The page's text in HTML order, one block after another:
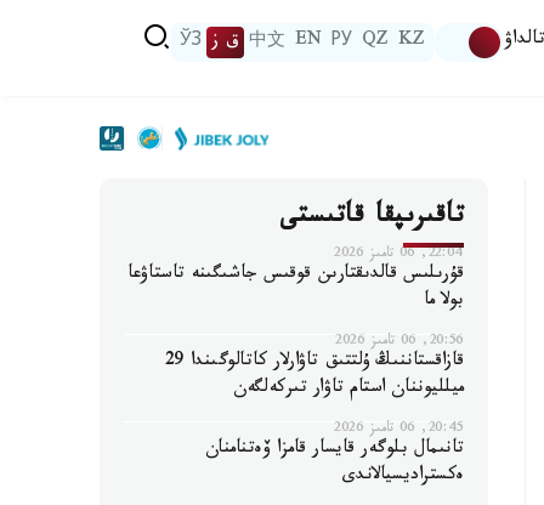
تالداۋ KZ
QZ
РУ
EN
中文 ق ز ЎЗ
تاقىرىپقا قاتىستى
22:04, 06 تامىز 2026
قۇرىلىس قالدىقتارىن قوقىس جاشىگىنە تاستاۋعا
بولا ما
20:56, 06 تامىز 2026
قازاقستاننىڭ ۇلتتىق تاۋارلار كاتالوگىندا 29
ميلليوننان استام تاۋار تىركەلگەن
20:45, 06 تامىز 2026
تانىمال بلوگەر قايسار قامزا ۆەتنامنان
ەكستراديسيالاندى